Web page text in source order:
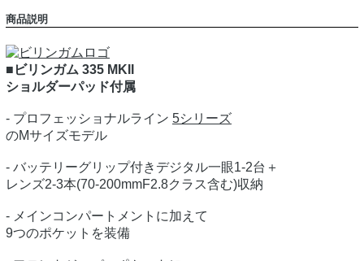
商品説明
■ビリンガム 335 MKII
ショルダーパッド付属
- プロフェッショナルライン 5シリーズ
のMサイズモデル
- バッテリーグリップ付きデジタル一眼1-2台＋
レンズ2-3本(70-200mmF2.8クラス含む)収納
- メインコンパートメントに加えて
9つのポケットを装備